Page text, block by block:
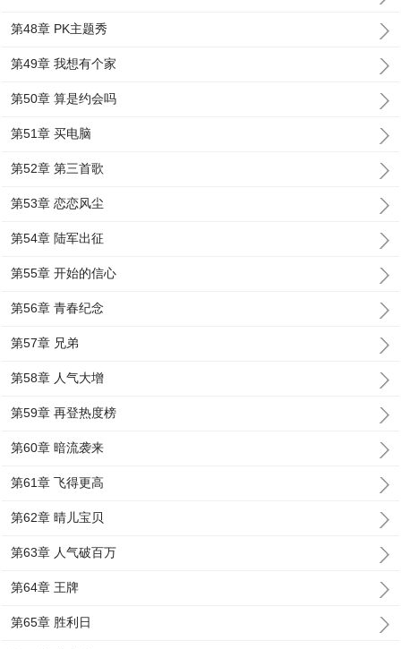
第48章 PK主题秀
第49章 我想有个家
第50章 算是约会吗
第51章 买电脑
第52章 第三首歌
第53章 恋恋风尘
第54章 陆军出征
第55章 开始的信心
第56章 青春纪念
第57章 兄弟
第58章 人气大增
第59章 再登热度榜
第60章 暗流袭来
第61章 飞得更高
第62章 晴儿宝贝
第63章 人气破百万
第64章 王牌
第65章 胜利日